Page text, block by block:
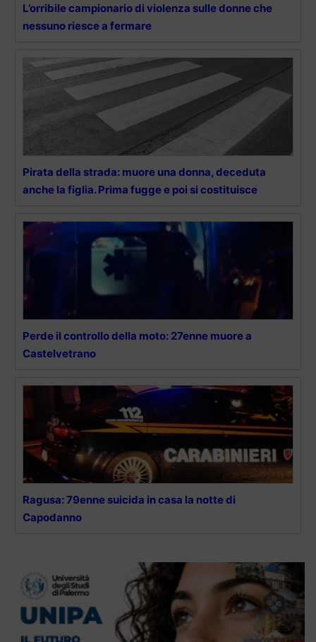
L’orribile campionario di violenza sulle donne che
nessuno riesce a fermare
Pirata della strada: muore una donna, deceduta
anche la figlia. Prima fugge e poi si costituisce
Perde il controllo della moto: 27enne muore a
Castelvetrano
Ragusa: 79enne suicida in casa la notte di
Capodanno